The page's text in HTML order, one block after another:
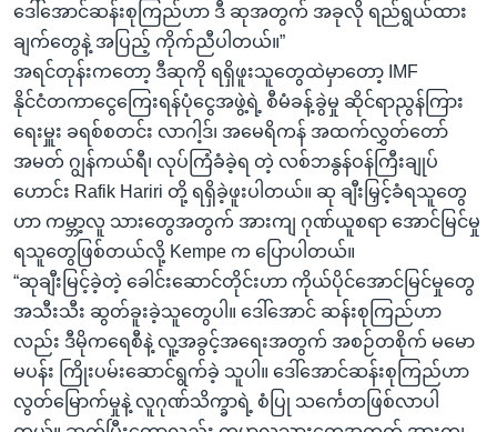
ဒေါ်အောင်ဆန်းစုကြည်ဟာ ဒီ ဆုအတွက် အခုလို ရည်ရွယ်ထား
ချက်တွေနဲ့ အပြည့် ကိုက်ညီပါတယ်။”
အရင်တုန်းကတော့ ဒီဆုကို ရရှိဖူးသူတွေထဲမှာတော့ IMF
နိုင်ငံတကာငွေကြေးရန်ပုံငွေအဖွဲ့ရဲ့ စီမံခန့်ခွဲမှု ဆိုင်ရာညွန်ကြား
ရေးမှူး ခရစ်စတင်း လာဂါ့ဒ်၊ အမေရိကန် အထက်လွှတ်တော်
အမတ် ဂျွန်ကယ်ရီ၊ လုပ်ကြံခံခဲ့ရ တဲ့ လစ်ဘနွန်ဝန်ကြီးချုပ်
ဟောင်း Rafik Hariri တို့ ရရှိခဲ့ဖူးပါတယ်။ ဆု ချီးမြှင့်ခံရသူတွေ
ဟာ ကမ္ဘာ့လူ သားတွေအတွက် အားကျ ဂုဏ်ယူစရာ အောင်မြင်မှု
ရသူတွေဖြစ်တယ်လို့ Kempe က ပြောပါတယ်။
“ဆုချီးမြင့်ခဲ့တဲ့ ခေါင်းဆောင်တိုင်းဟာ ကိုယ်ပိုင်အောင်မြင်မှုတွေ
အသီးသီး ဆွတ်ခူးခဲ့သူတွေပါ။ ဒေါ်အောင် ဆန်းစုကြည်ဟာ
လည်း ဒီမိုကရေစီနဲ့ လူ့အခွင့်အရေးအတွက် အစဉ်တစိုက် မမော
မပန်း ကြိုးပမ်းဆောင်ရွက်ခဲ့ သူပါ။ ဒေါ်အောင်ဆန်းစုကြည်ဟာ
လွတ်မြောက်မှုနဲ့ လူဂုဏ်သိက္ခာရဲ့ စံပြု သင်္ကေတဖြစ်လာပါ